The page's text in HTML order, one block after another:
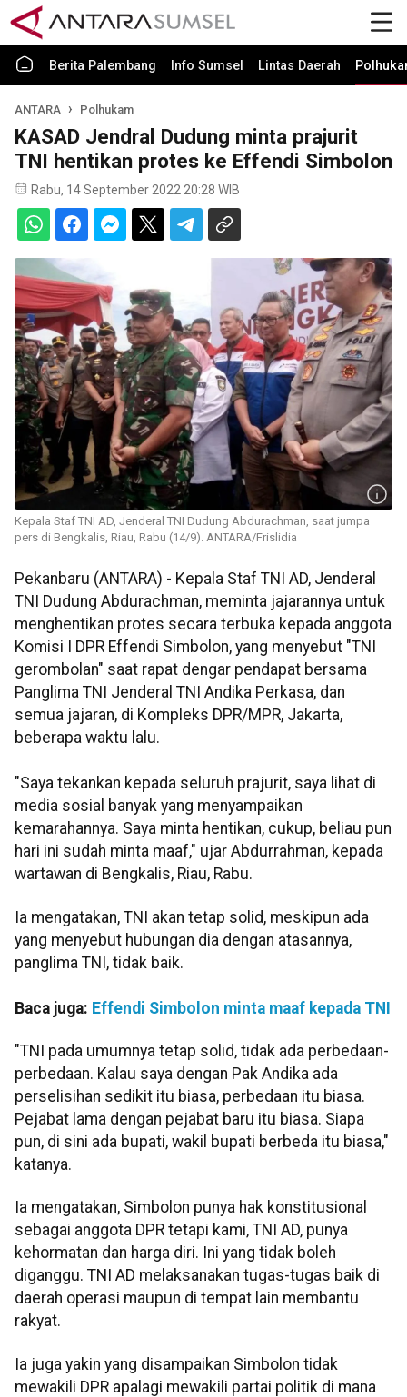
Berita Palembang Info Sumsel Lintas Daerah
ANTARA Polhukam
KASAD Jendral Dudung minta prajurit
TNI hentikan protes ke Effendi Simbolon
Rabu, 14 September 2022 20:28 WIB
Kepala Staf TNI AD, Jenderal TNI Dudung Abdurachman, saat jumpa
pers di Bengkalis, Riau, Rabu (14/9). ANTARA/Frislidia
Pekanbaru (ANTARA) - Kepala Staf TNI AD, Jenderal
TNI Dudung Abdurachman, meminta jajarannya untuk
menghentikan protes secara terbuka kepada anggota
Komisi I DPR Effendi Simbolon, yang menyebut "TNI
gerombolan" saat rapat dengar pendapat bersama
Panglima TNI Jenderal TNI Andika Perkasa, dan
semua jajaran, di Kompleks DPR/MPR, Jakarta,
beberapa waktu lalu.
"Saya tekankan kepada seluruh prajurit, saya lihat di
media sosial banyak yang menyampaikan
kemarahannya. Saya minta hentikan, cukup, beliau pun
hari ini sudah minta maaf," ujar Abdurrahman, kepada
wartawan di Bengkalis, Riau, Rabu.
Ia mengatakan, TNI akan tetap solid, meskipun ada
yang menyebut hubungan dia dengan atasannya,
panglima TNI, tidak baik.
Baca juga: Effendi Simbolon minta maaf kepada TNI
"TNI pada umumnya tetap solid, tidak ada perbedaan-
perbedaan. Kalau saya dengan Pak Andika ada
perselisihan sedikit itu biasa, perbedaan itu biasa.
Pejabat lama dengan pejabat baru itu biasa. Siapa
pun, di sini ada bupati, wakil bupati berbeda itu biasa,"
katanya.
Ia mengatakan, Simbolon punya hak konstitusional
sebagai anggota DPR tetapi kami, TNI AD, punya
kehormatan dan harga diri. Ini yang tidak boleh
diganggu. TNI AD melaksanakan tugas-tugas baik di
daerah operasi maupun di tempat lain membantu
rakyat.
Ia juga yakin yang disampaikan Simbolon tidak
mewakili DPR apalagi mewakili partai politik di mana